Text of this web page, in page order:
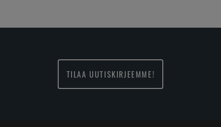
TILAA UUTISKIRJEEMME!